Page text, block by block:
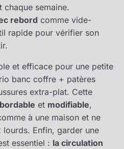
chaque semaine.
rebord comme vide-
rapide pour vérifier son
et efficace pour une petite
banc coffre + patères
extra-plat. Cette
et modifiable,
à une maison et ne
lourds. Enfin, garder une
essentiel : la circulation